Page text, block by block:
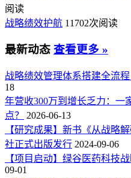
阅读
战略绩效护航 11702次阅读
最新动态 查看更多 »
战略绩效管理体系搭建全流
18
年营收300万到增长乏力：一
点？
2026-06-13
【研究成果】新书《从战略
社正式出版发行 2024-09-06
【项目启动】绿谷医药科技
09-01